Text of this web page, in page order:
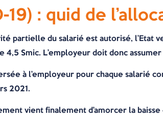
: quid de
partielle du salarié est autorisé, l’Etat
Smic. L’employeur doit donc
à l’employeur pour chaque salarié
2021.
vient finalement d’amorcer la